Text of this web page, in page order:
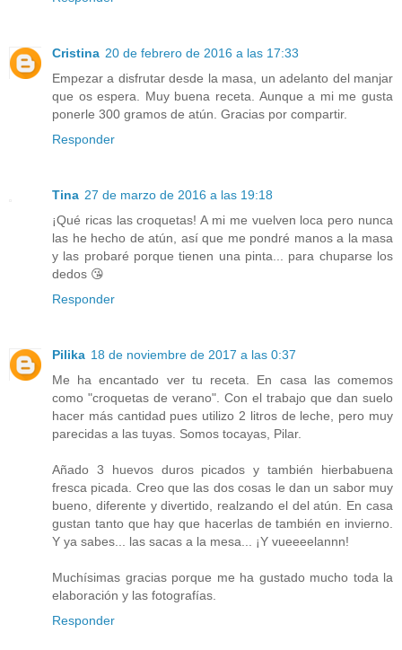
Cristina 20 de febrero de 2016 a las 17:33
Empezar a disfrutar desde la masa, un adelanto del manjar
que os espera. Muy buena receta. Aunque a mi me gusta
ponerle 300 gramos de atún. Gracias por compartir.
Responder
Tina 27 de marzo de 2016 a las 19:18
¡Qué ricas las croquetas! A mi me vuelven loca pero nunca
las he hecho de atún, así que me pondré manos a la masa
y las probaré porque tienen una pinta... para chuparse los
dedos 😘
Responder
Pilika 18 de noviembre de 2017 a las 0:37
Me ha encantado ver tu receta. En casa las comemos
como "croquetas de verano". Con el trabajo que dan suelo
hacer más cantidad pues utilizo 2 litros de leche, pero muy
parecidas a las tuyas. Somos tocayas, Pilar.
Añado 3 huevos duros picados y también hierbabuena
fresca picada. Creo que las dos cosas le dan un sabor muy
bueno, diferente y divertido, realzando el del atún. En casa
gustan tanto que hay que hacerlas de también en invierno.
Y ya sabes... las sacas a la mesa... ¡Y vueeeelannn!
Muchísimas gracias porque me ha gustado mucho toda la
elaboración y las fotografías.
Responder